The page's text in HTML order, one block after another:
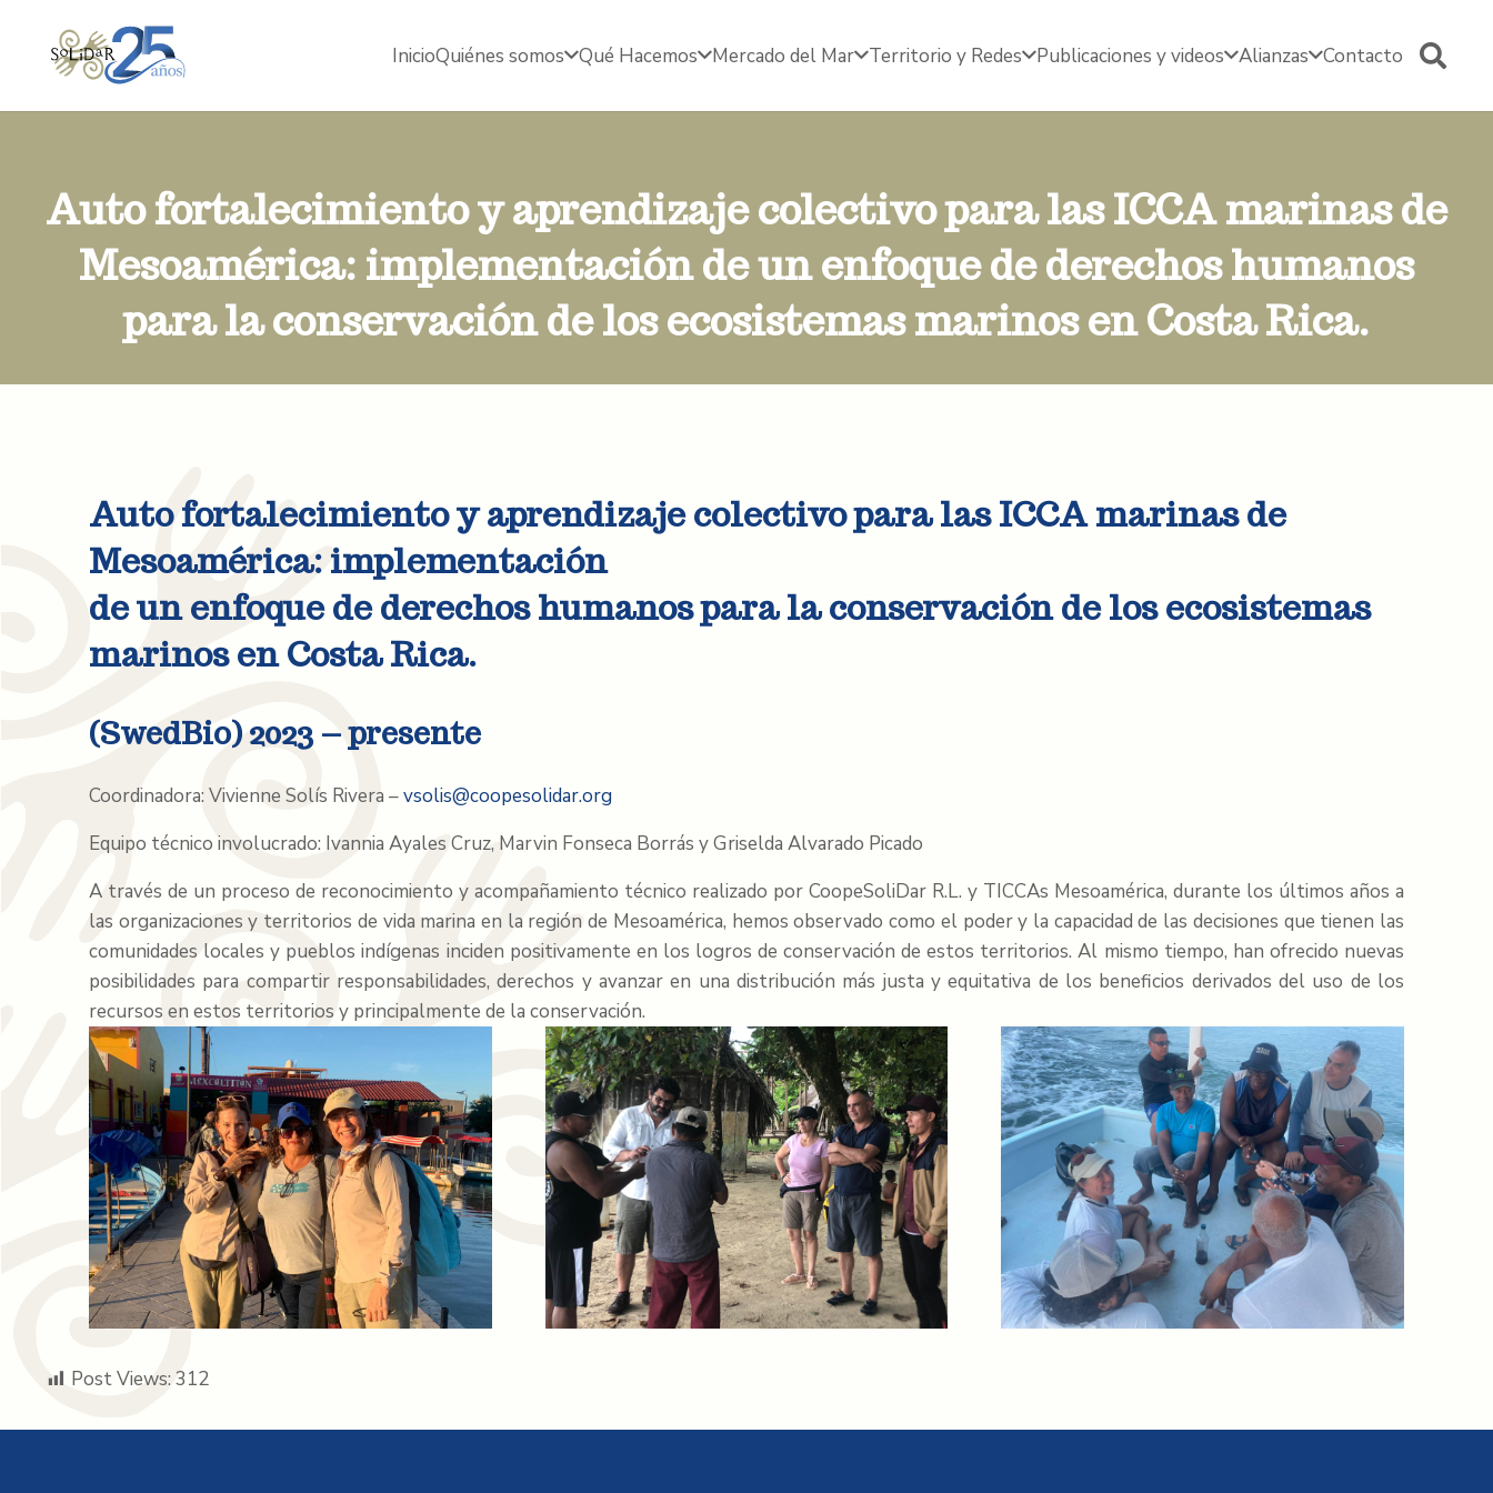
InicioQuiénes somos Qué Hacemos Mercado del Mar Territorio y Redes Publicaciones y videos Alianzas Contacto
Auto fortalecimiento y aprendizaje colectivo para las ICCA marinas de
Mesoamérica: implementación de un enfoque de derechos humanos
para la conservación de los ecosistemas marinos en Costa Rica.
Auto fortalecimiento y aprendizaje colectivo para las ICCA marinas de
Mesoamérica: implementación
de un enfoque de derechos humanos para la conservación de los ecosistemas
marinos en Costa Rica.
(SwedBio) 2023 – presente
Coordinadora: Vivienne Solís Rivera –vsolis@coopesolidar.org
Equipo técnico involucrado: Ivannia Ayales Cruz, Marvin Fonseca Borrás y Griselda Alvarado Picado
A través de un proceso de reconocimiento y acompañamiento técnico realizado por CoopeSoliDar R.L. y TICCAs Mesoamérica, durante los últimos años a
las organizaciones y territorios de vida marina en la región de Mesoamérica, hemos observado como el poder y la capacidad de las decisiones que tienen las
comunidades locales y pueblos indígenas inciden positivamente en los logros de conservación de estos territorios. Al mismo tiempo, han ofrecido nuevas
posibilidades para compartir responsabilidades, derechos y avanzar en una distribución más justa y equitativa de los beneficios derivados del uso de los
recursos en estos territorios y principalmente de la conservación.
Post Views: 312